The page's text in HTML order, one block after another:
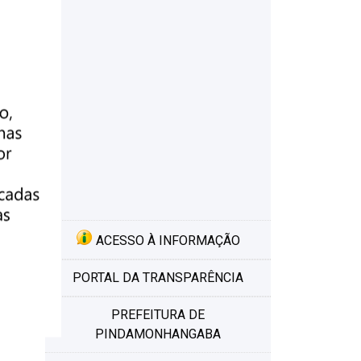
ACESSO À INFORMAÇÃO
PORTAL DA TRANSPARÊNCIA
PREFEITURA DE
PINDAMONHANGABA